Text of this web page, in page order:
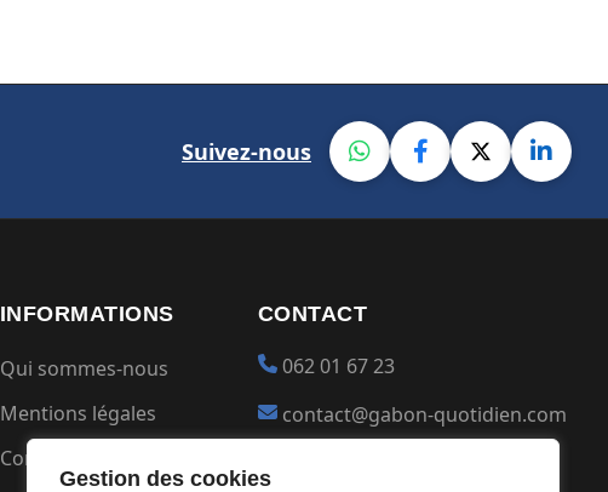
Gestion des cookies
Suivez-nous
INFORMATIONS
Qui sommes-nous
Mentions légales
Conditions générales
CONTACT
062 01 67 23
contact@gabon-quotidien.com